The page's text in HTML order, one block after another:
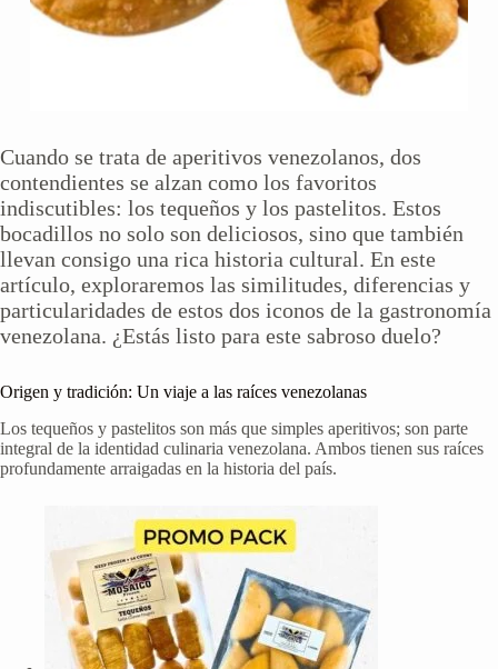
Cuando se trata de aperitivos venezolanos, dos
contendientes se alzan como los favoritos
indiscutibles: los tequeños y los pastelitos. Estos
bocadillos no solo son deliciosos, sino que también
llevan consigo una rica historia cultural. En este
artículo, exploraremos las similitudes, diferencias y
particularidades de estos dos iconos de la gastronomía
venezolana. ¿Estás listo para este sabroso duelo?
Origen y tradición: Un viaje a las raíces venezolanas
Los tequeños y pastelitos son más que simples aperitivos; son parte
integral de la identidad culinaria venezolana. Ambos tienen sus raíces
profundamente arraigadas en la historia del país.